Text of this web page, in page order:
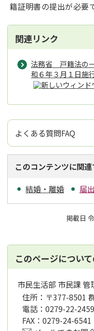
籍証明書の提出が必要
関連リンク
法務省 戸籍法の
和６年３月１日施行
よくある質問FAQ
このコンテンツに関
結婚・離婚
届
掲載日
このページについ
市民生活部 市民課 管
住所： 〒377-8501
電話： 0279-22-2459
FAX： 0279-24-6541